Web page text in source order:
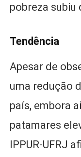
pobreza subiu
Tendência
Apesar de
uma redução
país, embora
patamares
IPPUR-UFRJ